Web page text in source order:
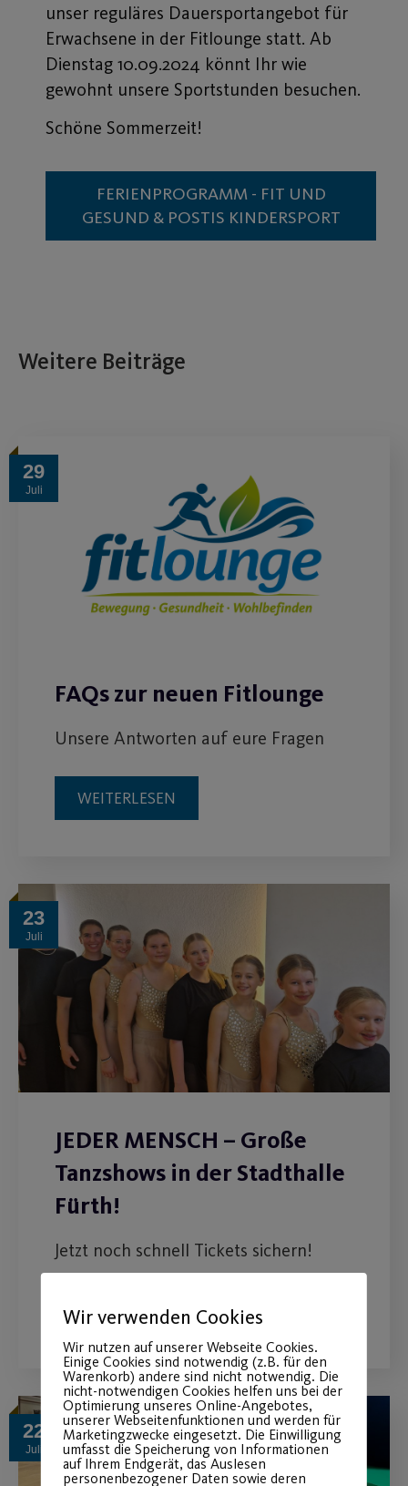
unser reguläres Dauersportangebot für
Erwachsene in der Fitlounge statt. Ab
Dienstag 10.09.2024 könnt Ihr wie
gewohnt unsere Sportstunden besuchen.
Schöne Sommerzeit!
FERIENPROGRAMM - FIT UND
GESUND & POSTIS KINDERSPORT
Weitere Beiträge
29
Juli
FAQs zur neuen Fitlounge
Unsere Antworten auf eure Fragen
WEITERLESEN
23
Juli
JEDER MENSCH – Große
Tanzshows in der Stadthalle
Fürth!
Jetzt noch schnell Tickets sichern!
WEITERLESEN
22
Juli
Wir verwenden Cookies
Wir nutzen auf unserer Webseite Cookies.
Einige Cookies sind notwendig (z.B. für den
Warenkorb) andere sind nicht notwendig. Die
nicht-notwendigen Cookies helfen uns bei der
Optimierung unseres Online-Angebotes,
unserer Webseitenfunktionen und werden für
Marketingzwecke eingesetzt. Die Einwilligung
umfasst die Speicherung von Informationen
auf Ihrem Endgerät, das Auslesen
personenbezogener Daten sowie deren